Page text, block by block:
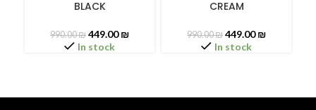
BLACK
990.00₪ 449.00₪
In stock
CREAM
990.00₪ 449.00₪
In stock